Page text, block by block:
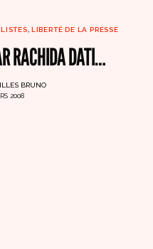
, LIBERTÉ DE LA PRESSE
RACHIDA DATI…
BRUNO
2008